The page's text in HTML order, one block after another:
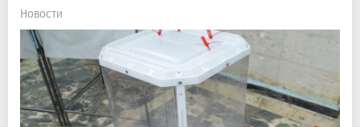
Новости